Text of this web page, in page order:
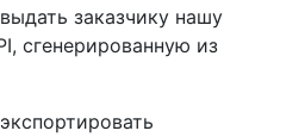
заказчику нашу
сгенерированную из